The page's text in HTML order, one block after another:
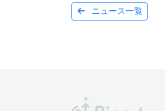
ニュース一覧